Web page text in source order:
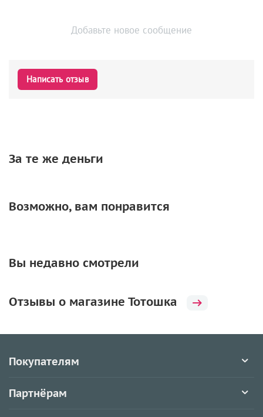
Добавьте новое сообщение
Написать отзыв
За те же деньги
Возможно, вам понравится
Вы недавно смотрели
Отзывы о магазине Тотошка
Покупателям
Партнёрам